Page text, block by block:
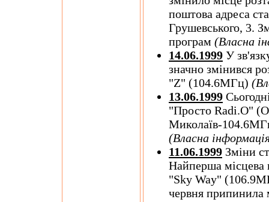
поштова адреса
Грушевського, 3.
програм (Власна
14.06.1999 У
значно змінився
"Z" (104.6МГц)
13.06.1999
"Просто Radi.O"
Миколаїв-
(Власна
11.06.1999 Зміни
Найперша місцева
"Sky Way"
червня